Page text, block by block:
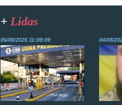
+ Lidas
06/08/2026 11:09:09 04/08/